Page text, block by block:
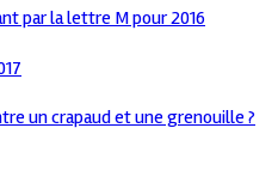
par la lettre M pour 2016
un crapaud et une grenouille ?